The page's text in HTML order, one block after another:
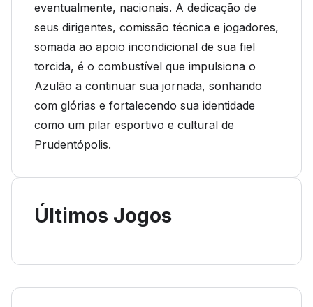
eventualmente, nacionais. A dedicação de
seus dirigentes, comissão técnica e jogadores,
somada ao apoio incondicional de sua fiel
torcida, é o combustível que impulsiona o
Azulão a continuar sua jornada, sonhando
com glórias e fortalecendo sua identidade
como um pilar esportivo e cultural de
Prudentópolis.
Últimos Jogos